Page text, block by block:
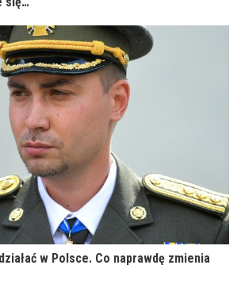
w Polsce. Co naprawdę zmienia